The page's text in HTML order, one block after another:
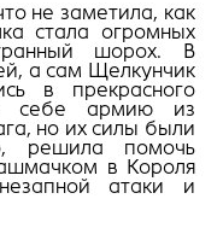
не заметила, как
стала огромных
шорох. В
а сам Щелкунчик
в прекрасного
себе армию из
но их силы были
решила помочь
в Короля
атаки и